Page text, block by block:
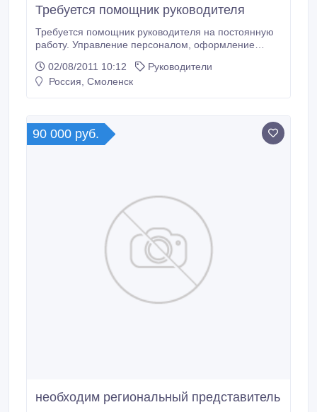
Требуется помощник руководителя
Требуется помощник руководителя на постоянную
работу. Управление персоналом, оформление
административных вопросов т. 33 01 31.
02/08/2011 10:12
Руководители
Россия, Смоленск
90 000 руб.
необходим региональный представитель